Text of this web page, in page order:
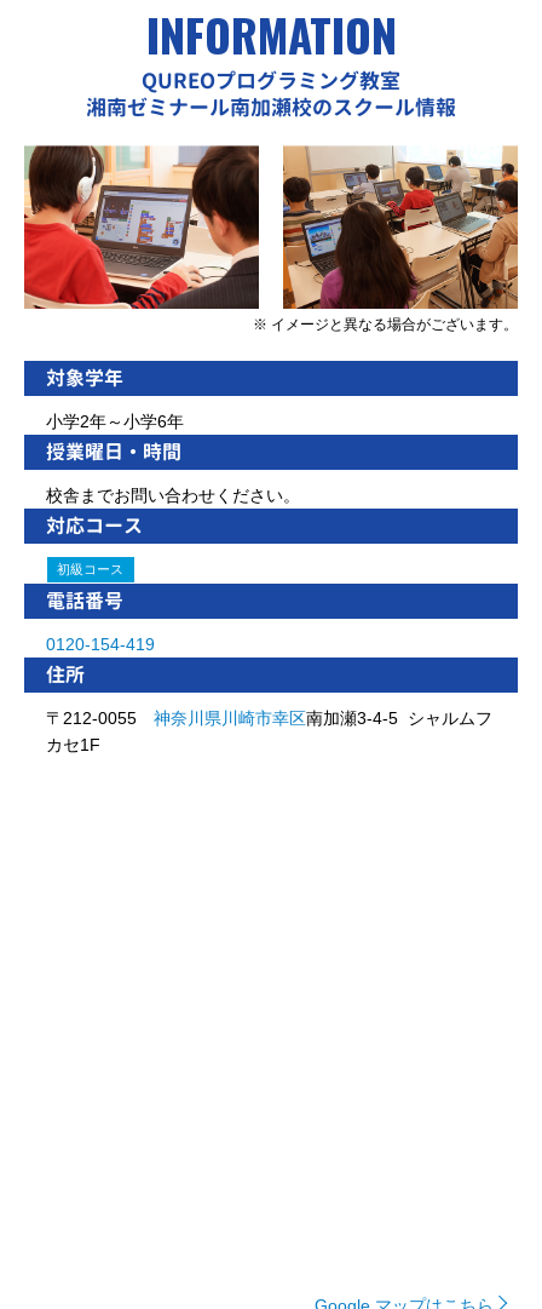
INFORMATION
QUREOプログラミング教室
湘南ゼミナール南加瀬校のスクール情報
※ イメージと異なる場合がございます。
対象学年
小学2年～小学6年
授業曜日・時間
校舎までお問い合わせください。
対応コース
初級コース
電話番号
0120-154-419
住所
〒212-0055 神奈川県 川崎市幸区南加瀬3-4-5 シャルムフ
カセ1F
Google マップはこちら